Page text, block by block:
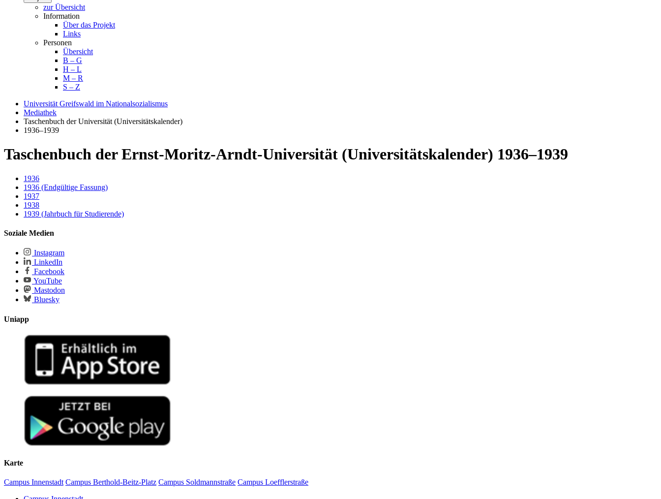
zur Übersicht
Information
Über das Projekt
Links
Personen
Übersicht
B – G
H – L
M – R
S – Z
Universität Greifswald im Nationalsozialismus
Mediathek
Taschenbuch der Universität (Universitätskalender)
1936–1939
Taschenbuch der Ernst-Moritz-Arndt-Universität (Universitätskalender) 1936–1939
1936
1936 (Endgültige Fassung)
1937
1938
1939 (Jahrbuch für Studierende)
Soziale Medien
Instagram
LinkedIn
Facebook
YouTube
Mastodon
Bluesky
Uniapp
Karte
Campus Innenstadt Campus Berthold-Beitz-Platz Campus Soldmannstraße Campus Loefflerstraße